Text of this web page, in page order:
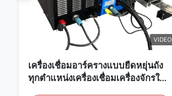
VIDEO
เครื่องเชื่อมอาร์ครางแบบยืดหยุ่นถัง
ทุกตำแหน่งเครื่องเชื่อมเครื่องจักรใน